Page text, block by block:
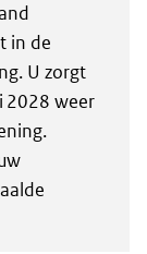
in de
U zorgt
2028 weer